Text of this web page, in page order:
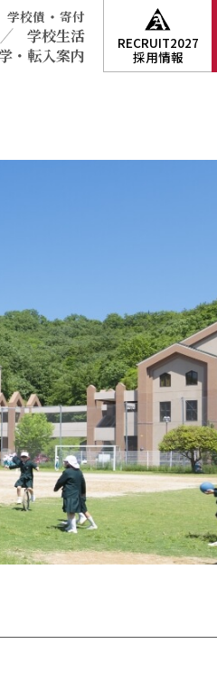
学校債 ・ 寄付
学校生活
・転入案内
RECRUIT2027
採用情報